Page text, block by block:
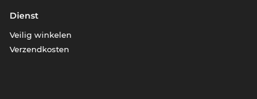
Dienst
Veilig winkelen
Verzendkosten